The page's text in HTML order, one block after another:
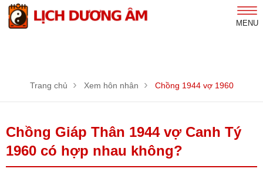
MENU
Trang chủ Xem hôn nhân Chồng 1944 vợ 1960
Chồng Giáp Thân 1944 vợ Canh Tý
1960 có hợp nhau không?